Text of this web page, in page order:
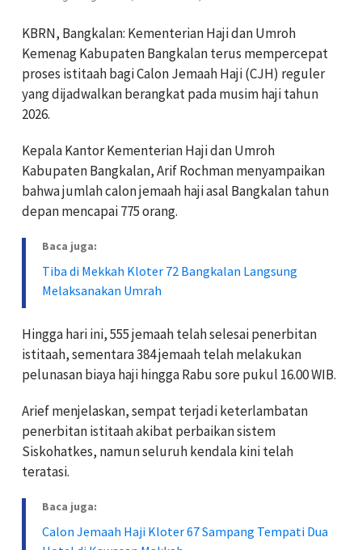
KBRN, Bangkalan: Kementerian Haji dan Umroh
Kemenag Kabupaten Bangkalan terus mempercepat
proses istitaah bagi Calon Jemaah Haji (CJH) reguler
yang dijadwalkan berangkat pada musim haji tahun
2026.
Kepala Kantor Kementerian Haji dan Umroh
Kabupaten Bangkalan, Arif Rochman menyampaikan
bahwa jumlah calon jemaah haji asal Bangkalan tahun
depan mencapai 775 orang.
Baca juga:
Tiba di Mekkah Kloter 72 Bangkalan Langsung
Melaksanakan Umrah
Hingga hari ini, 555 jemaah telah selesai penerbitan
istitaah, sementara 384 jemaah telah melakukan
pelunasan biaya haji hingga Rabu sore pukul 16.00 WIB.
Arief menjelaskan, sempat terjadi keterlambatan
penerbitan istitaah akibat perbaikan sistem
Siskohatkes, namun seluruh kendala kini telah
teratasi.
Baca juga:
Calon Jemaah Haji Kloter 67 Sampang Tempati Dua